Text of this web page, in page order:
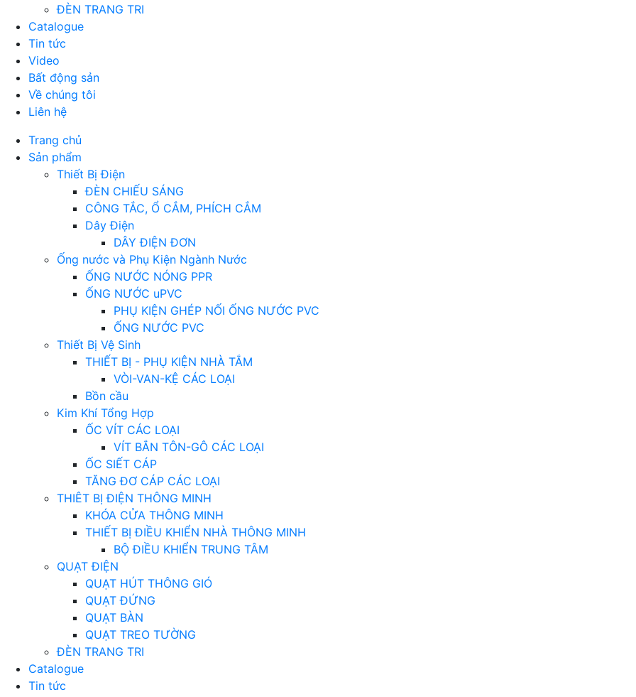
ĐÈN TRANG TRI
Catalogue
Tin tức
Video
Bất động sản
Về chúng tôi
Liên hệ
Trang chủ
Sản phẩm
Thiết Bị Điện
ĐÈN CHIẾU SÁNG
CÔNG TẮC, Ổ CẮM, PHÍCH CẮM
Dây Điện
DÂY ĐIỆN ĐƠN
Ống nước và Phụ Kiện Ngành Nước
ỐNG NƯỚC NÓNG PPR
ỐNG NƯỚC uPVC
PHỤ KIỆN GHÉP NỐI ỐNG NƯỚC PVC
ỐNG NƯỚC PVC
Thiết Bị Vệ Sinh
THIẾT BỊ - PHỤ KIỆN NHÀ TẮM
VÒI-VAN-KỆ CÁC LOẠI
Bồn cầu
Kim Khí Tổng Hợp
ỐC VÍT CÁC LOẠI
VÍT BẮN TÔN-GÔ CÁC LOẠI
ỐC SIẾT CÁP
TĂNG ĐƠ CÁP CÁC LOẠI
THIÊT BỊ ĐIỆN THÔNG MINH
KHÓA CỬA THÔNG MINH
THIẾT BỊ ĐIỀU KHIỂN NHÀ THÔNG MINH
BỘ ĐIỀU KHIỂN TRUNG TÂM
QUẠT ĐIỆN
QUẠT HÚT THÔNG GIÓ
QUẠT ĐỨNG
QUẠT BÀN
QUẠT TREO TƯỜNG
ĐÈN TRANG TRI
Catalogue
Tin tức